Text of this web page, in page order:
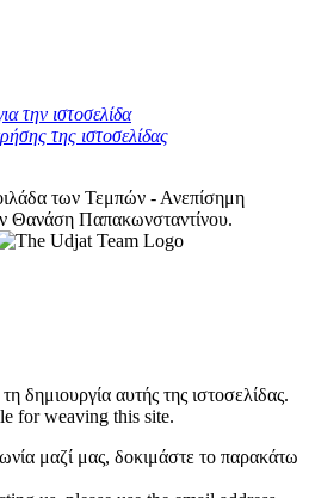
την ιστοσελίδα
της ιστοσελίδας
των Τεμπών - Ανεπίσημη
Θανάση Παπακωνσταντίνου.
δημιουργία αυτής της ιστοσελίδας.
for weaving this site.
μαζί μας, δοκιμάστε το παρακάτω